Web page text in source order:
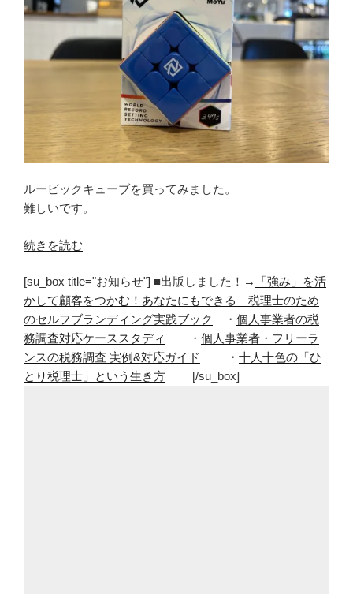
ルービックキューブを買ってみました。
難しいです。
“ル
ビ
ッ
ク
キ
ュ
ー
続きを読む
[su_box title="お知らせ"] ■出版しました！→
「強み」を活
かして顧客をつかむ！あなたにもできる 税理士のため
のセルフブランディング実践ブック
・ 個人事業者の税
務調査対応ケーススタディ
・ 個人事業者・フリーラ
ンスの税務調査 実例&対応ガイド
・ 十人十色の「ひ
とり税理士」という生き方 [/su_box]